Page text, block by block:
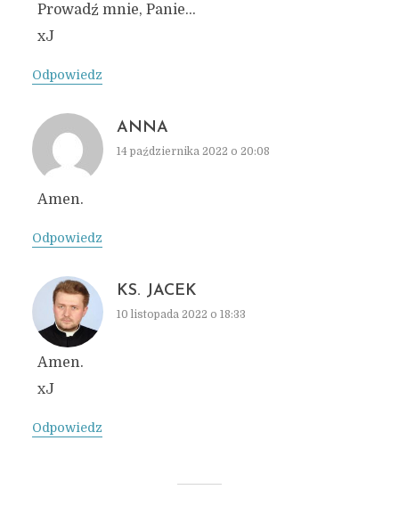
Prowadź mnie, Panie…
xJ
Odpowiedz
ANNA
14 października 2022 o 20:08
Amen.
Odpowiedz
KS. JACEK
10 listopada 2022 o 18:33
Amen.
xJ
Odpowiedz